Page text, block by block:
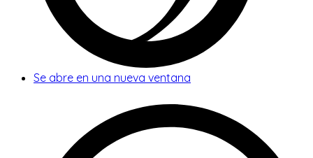
Se abre en una nueva ventana